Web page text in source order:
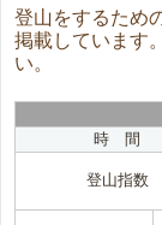
登山をするため
掲載しています
い。
時 間
登山指数